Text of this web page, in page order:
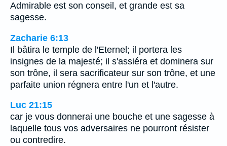
Admirable est son conseil, et grande est sa
sagesse.
Zacharie 6:13
Il bâtira le temple de l'Eternel; il portera les
insignes de la majesté; il s'assiéra et dominera sur
son trône, il sera sacrificateur sur son trône, et une
parfaite union régnera entre l'un et l'autre.
Luc 21:15
car je vous donnerai une bouche et une sagesse à
laquelle tous vos adversaires ne pourront résister
ou contredire.